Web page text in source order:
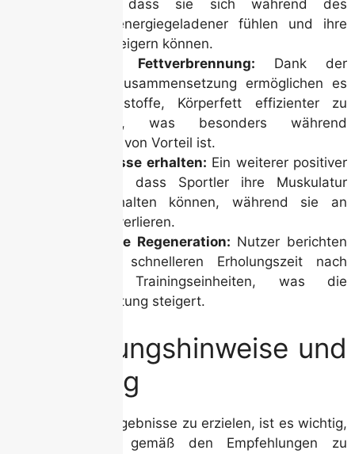
berichten, dass sie sich während des
Trainings energiegeladener fühlen und ihre
Leistung steigern können.
Schnellere Fettverbrennung: Dank der
gezielten Zusammensetzung ermöglichen es
die Inhaltsstoffe, Körperfett effizienter zu
verbrennen, was besonders während
Diätphasen von Vorteil ist.
Muskelmasse erhalten: Ein weiterer positiver
Aspekt ist, dass Sportler ihre Muskulatur
besser erhalten können, während sie an
Körperfett verlieren.
Verbesserte Regeneration: Nutzer berichten
von einer schnelleren Erholungszeit nach
intensiven Trainingseinheiten, was die
Gesamtleistung steigert.
Anwendungshinweise und
Dosierung
Um die besten Ergebnisse zu erzielen, ist es wichtig,
Cut Stack 150 gemäß den Empfehlungen zu